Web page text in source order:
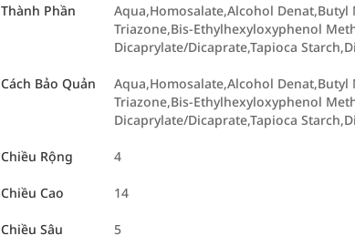
Thành Phần
Aqua,Homosalate,Alcohol
Triazone,Bis-Ethylhexyloxyphenol
Dicaprylate/Dicaprate,Tapioca
Cách Bảo Quản
Aqua,Homosalate,Alcohol
Triazone,Bis-Ethylhexyloxyphenol
Dicaprylate/Dicaprate,Tapioca
Chiều Rộng 4
Chiều Cao 14
Chiều Sâu 5